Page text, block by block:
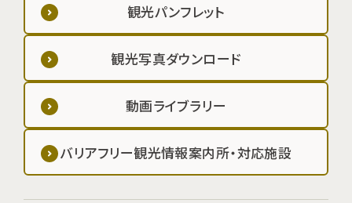
観光パンフレット
観光写真ダウンロード
動画ライブラリー
バリアフリー観光情報案内所・対応施設